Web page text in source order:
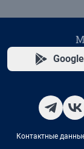
Контактные